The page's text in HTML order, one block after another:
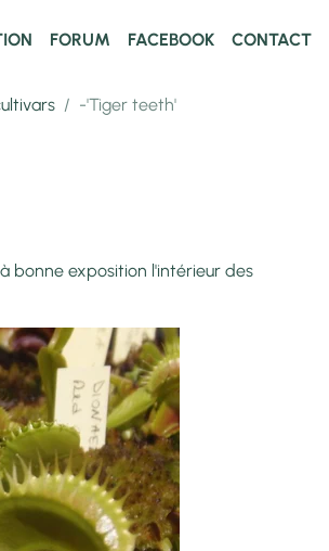
FORUM FACEBOOK CONTACT
-'Tiger teeth'
exposition l'intérieur des